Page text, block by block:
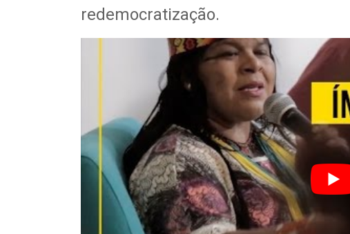
redemocratização.